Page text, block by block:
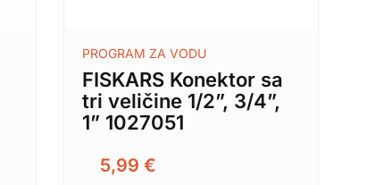
PROGRAM ZA VODU
FISKARS Konektor sa
tri veličine 1/2”, 3/4”,
1” 1027051
5,99 €